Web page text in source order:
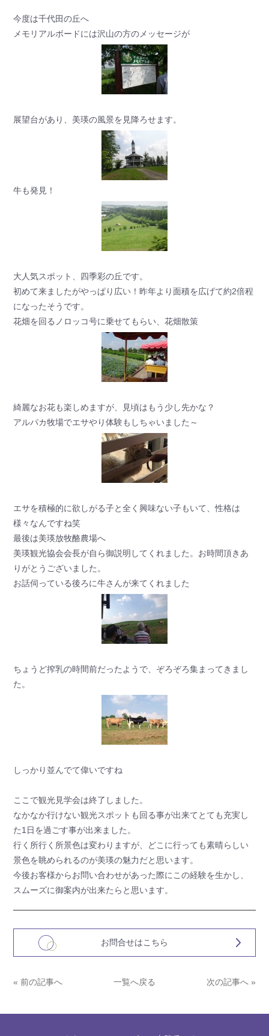
今度は千代田の丘へ
メモリアルボードには沢山の方のメッセージが
展望台があり、美瑛の風景を見降ろせます。
牛も発見！
大人気スポット、四季彩の丘です。
初めて来ましたがやっぱり広い！昨年より面積を広げて約2倍程
になったそうです。
花畑を回るノロッコ号に乗せてもらい、花畑散策
綺麗なお花も楽しめますが、見頃はもう少し先かな？
アルパカ牧場でエサやり体験もしちゃいました～
エサを積極的に欲しがる子と全く興味ない子もいて、性格は
様々なんですね笑
最後は美瑛放牧酪農場へ
美瑛観光協会会長が自ら御説明してくれました。お時間頂きあ
りがとうございました。
お話伺っている後ろに牛さんが来てくれました
ちょうど搾乳の時間前だったようで、ぞろぞろ集まってきまし
た。
しっかり並んでて偉いですね
ここで観光見学会は終了しました。
なかなか行けない観光スポットも回る事が出来てとても充実し
た1日を過ごす事が出来ました。
行く所行く所景色は変わりますが、どこに行っても素晴らしい
景色を眺められるのが美瑛の魅力だと思います。
今後お客様からお問い合わせがあった際にこの経験を生かし、
スムーズに御案内が出来たらと思います。
お問合せはこちら
« 前の記事へ 一覧へ戻る 次の記事へ »